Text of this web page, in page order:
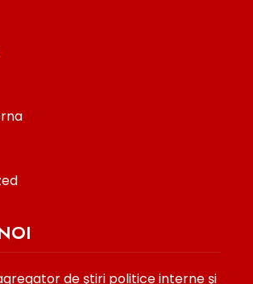
de ştiri politice interne şi